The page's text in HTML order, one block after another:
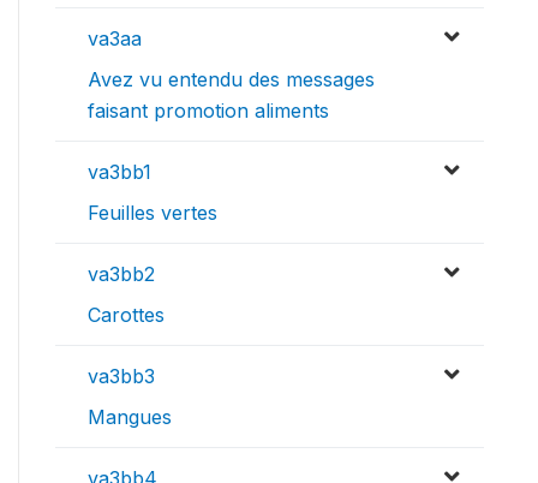
va3aa
Avez vu entendu des messages
faisant promotion aliments
va3bb1
Feuilles vertes
va3bb2
Carottes
va3bb3
Mangues